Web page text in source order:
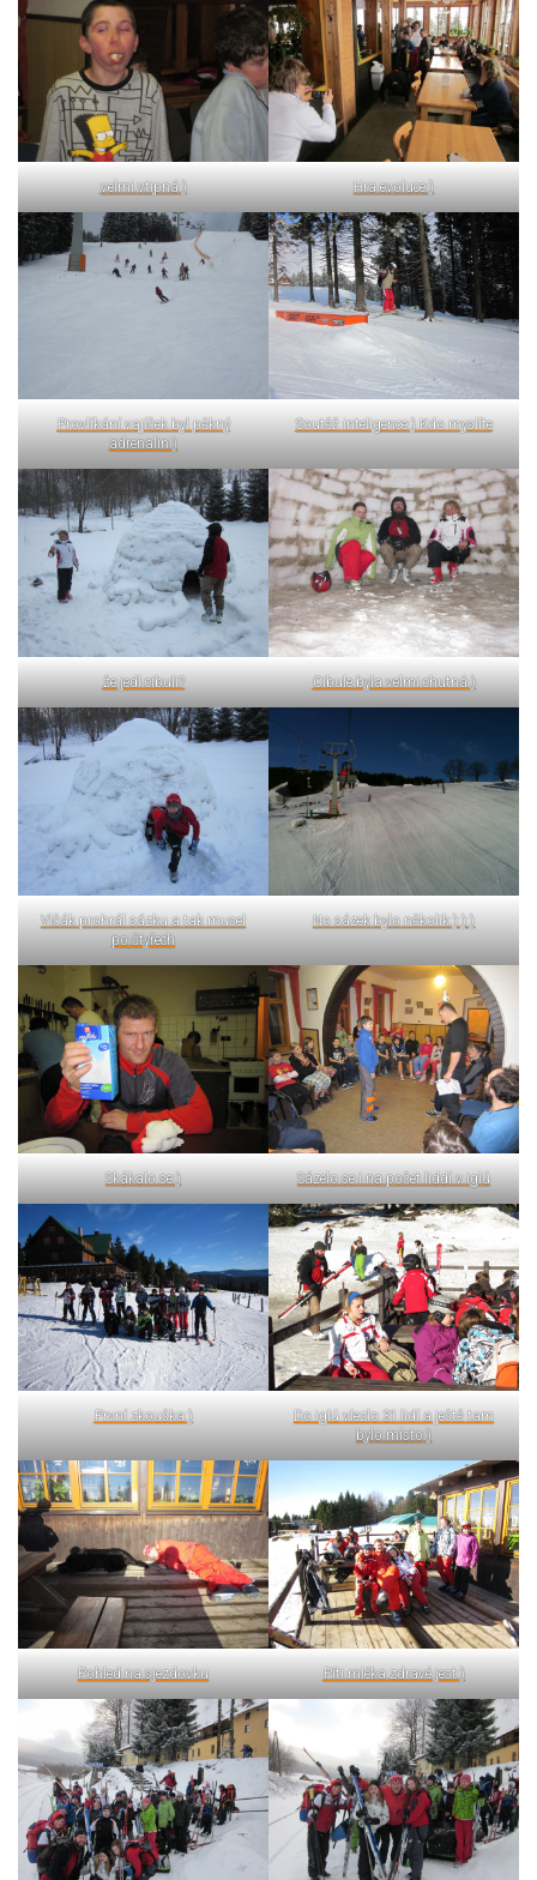
velmi vtipná:) Hra evoluce:)
Provlíkání vajíček byl pěkný
adrenalin:)
Soutěž inteligence:) Kdo myslíte
že jedl cibuli? Cibule byla velmi chutná:)
Vlčák prohrál sázku a tak musel
po čtyřech
No sázek bylo několik:):):)
Skákalo se:) Sázelo se i na počet liddí v iglú
První zkouška:)
Do iglú vlezlo 31 lidí a ještě tam
bylo místo:)
Pohled na sjezdovku Píti mléka zdravé jest:)